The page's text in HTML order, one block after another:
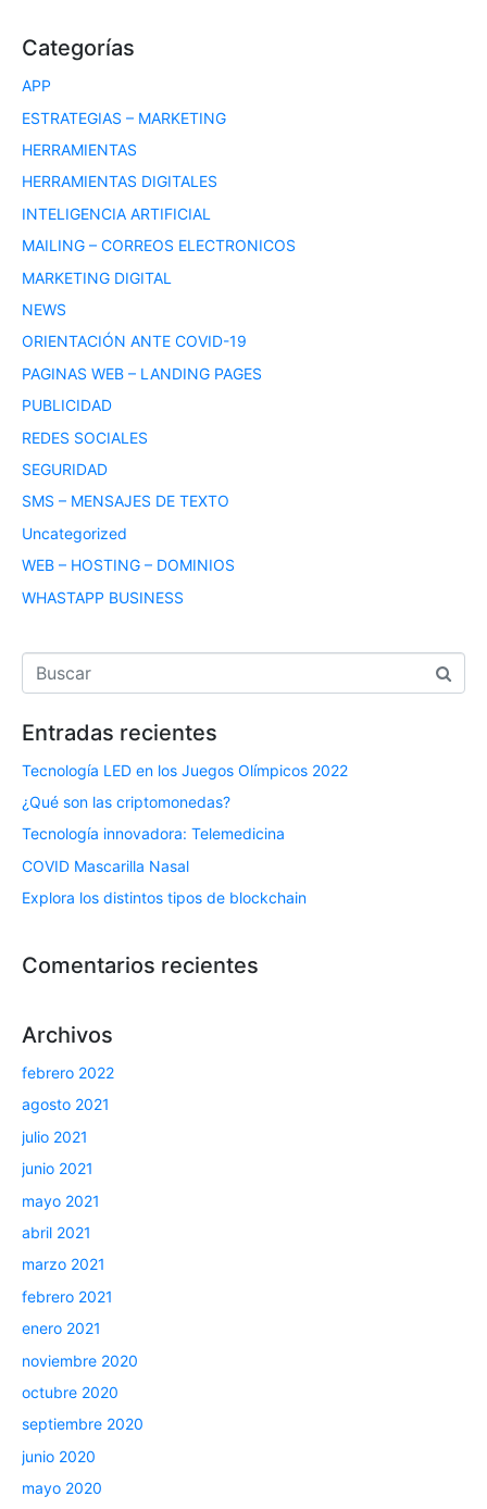
Categorías
APP
ESTRATEGIAS – MARKETING
HERRAMIENTAS
HERRAMIENTAS DIGITALES
INTELIGENCIA ARTIFICIAL
MAILING – CORREOS ELECTRONICOS
MARKETING DIGITAL
NEWS
ORIENTACIÓN ANTE COVID-19
PAGINAS WEB – LANDING PAGES
PUBLICIDAD
REDES SOCIALES
SEGURIDAD
SMS – MENSAJES DE TEXTO
Uncategorized
WEB – HOSTING – DOMINIOS
WHASTAPP BUSINESS
Entradas recientes
Tecnología LED en los Juegos Olímpicos 2022
¿Qué son las criptomonedas?
Tecnología innovadora: Telemedicina
COVID Mascarilla Nasal
Explora los distintos tipos de blockchain
Comentarios recientes
Archivos
febrero 2022
agosto 2021
julio 2021
junio 2021
mayo 2021
abril 2021
marzo 2021
febrero 2021
enero 2021
noviembre 2020
octubre 2020
septiembre 2020
junio 2020
mayo 2020